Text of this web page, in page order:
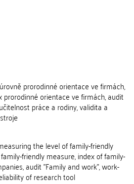
prorodinné orientace ve firmách,
prorodinné orientace ve firmách, audit
práce a rodiny, validita a
the level of family-friendly
friendly measure, index of family-
audit "Family and work", work-
of research tool